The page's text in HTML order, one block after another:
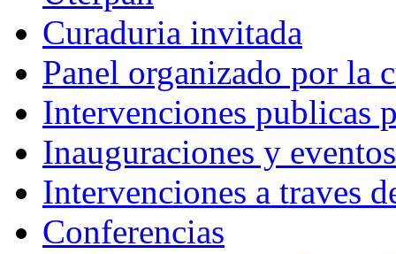
Curaduria invitada
Panel organizado por la
Intervenciones publicas
Inauguraciones y eventos
Intervenciones a traves
Conferencias